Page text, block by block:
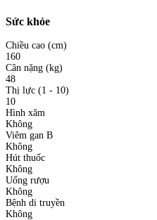
Sức khỏe
Chiều cao (cm)
160
Cân nặng (kg)
48
Thị lực (1 - 10)
10
Hình xăm
Không
Viêm gan B
Không
Hút thuốc
Không
Uống rượu
Không
Bệnh di truyền
Không